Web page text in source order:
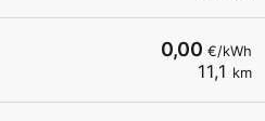
0,00 €/kWh
11,1 km